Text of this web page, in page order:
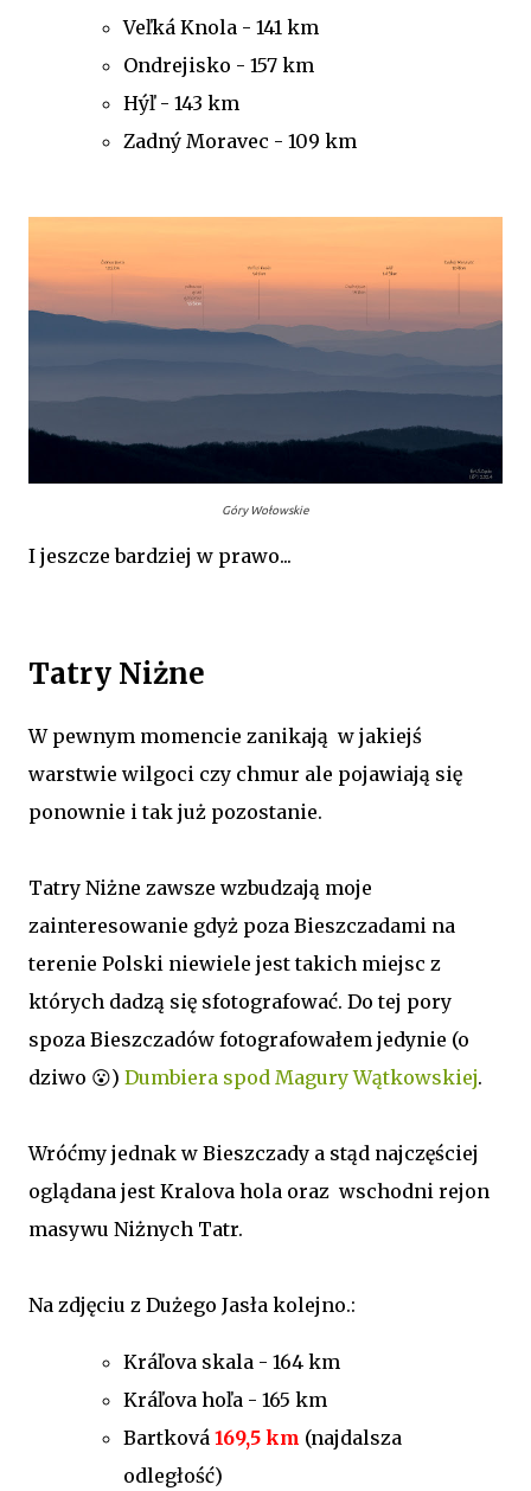
Veľká Knola - 141 km
Ondrejisko - 157 km
Hýľ - 143 km
Zadný Moravec - 109 km
Góry Wołowskie
I jeszcze bardziej w prawo...
Tatry Niżne
W pewnym momencie zanikają w jakiejś
warstwie wilgoci czy chmur ale pojawiają się
ponownie i tak już pozostanie.
Tatry Niżne zawsze wzbudzają moje
zainteresowanie gdyż poza Bieszczadami na
terenie Polski niewiele jest takich miejsc z
których dadzą się sfotografować. Do tej pory
spoza Bieszczadów fotografowałem jedynie (o
dziwo 😮) Dumbiera spod Magury Wątkowskiej.
Wróćmy jednak w Bieszczady a stąd najczęściej
oglądana jest Kralova hola oraz wschodni rejon
masywu Niżnych Tatr.
Na zdjęciu z Dużego Jasła kolejno.:
Kráľova skala - 164 km
Kráľova hoľa - 165 km
Bartková 169,5 km (najdalsza
odległość)